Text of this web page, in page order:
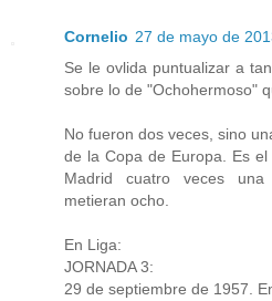
Cornelio 27 de mayo de
Se le ovlida puntualizar a
sobre lo de "Ochohermoso"
No fueron dos veces, sino
de la Copa de Europa. Es
Madrid cuatro veces
metieran ocho.
En Liga:
JORNADA 3:
29 de septiembre de 1957.